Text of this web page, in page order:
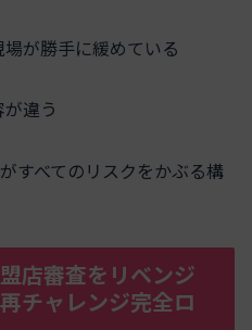
が勝手に緩めている
違う
すべてのリスクをかぶる構
店審査をリベンジ
チャレンジ完全ロ